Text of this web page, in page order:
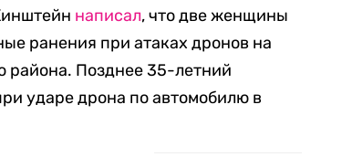
написал, что две женщины
ранения при атаках дронов на
района. Позднее 35-летний
ударе дрона по автомобилю в